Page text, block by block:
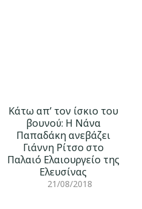
Κάτω απ’ τον ίσκιο του
βουνού: Η Νάνα
Παπαδάκη ανεβάζει
Γιάννη Ρίτσο στο
Παλαιό Ελαιουργείο της
Ελευσίνας
21/08/2018